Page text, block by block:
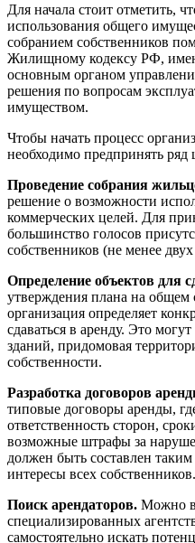
Для начала стоит отметить,
использования общего
собранием собственников
Жилищному кодексу РФ,
основным органом
решения по вопросам
имуществом.
Чтобы начать процесс
необходимо предпринять ряд
Проведение собрания
решение о возможности
коммерческих целей. Для
большинство голосов
собственников (не менее двух
Определение объектов для
утверждения плана на
организация определяет
сдаваться в аренду. Это
зданий, придомовая
собственности.
Разработка договоров
типовые договоры аренды,
ответственность сторон,
возможные штрафы за
должен быть составлен
интересы всех собственников.
Поиск арендаторов. Можно
специализированных
самостоятельно искать